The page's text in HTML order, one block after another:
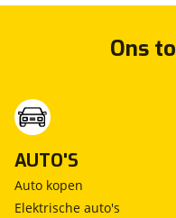
Ons
AUTO'S
Auto kopen
Elektrische auto's